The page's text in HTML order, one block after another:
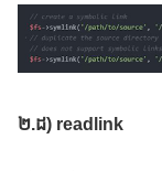
២.ដ) readlink